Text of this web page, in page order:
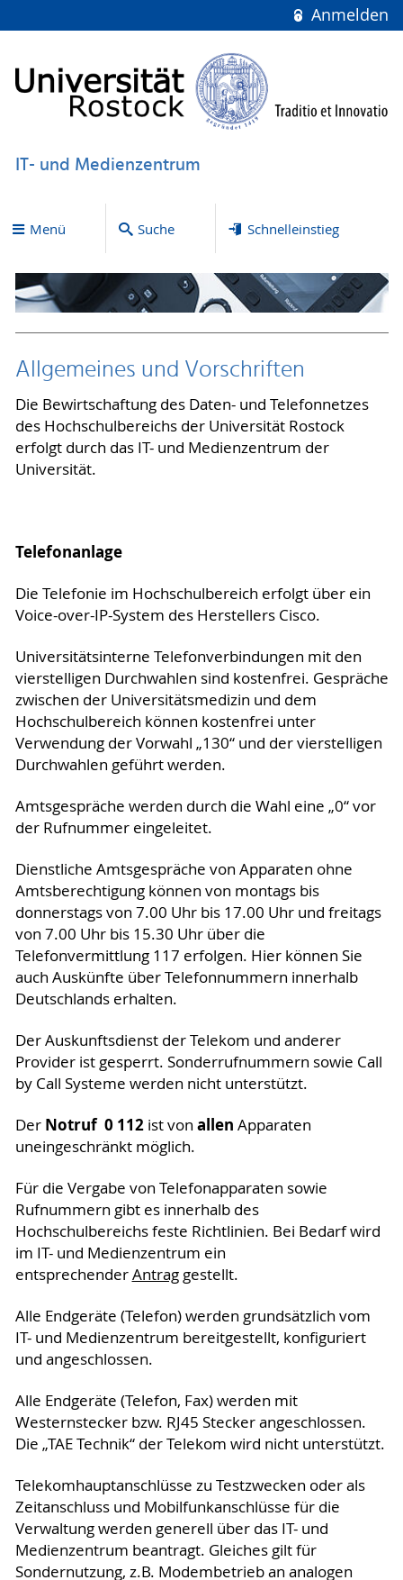
Anmelden
IT- und Medienzentrum
Menü Suche Schnelleinstieg
Allgemeines und Vorschriften
Die Bewirtschaftung des Daten- und Telefonnetzes
des Hochschulbereichs der Universität Rostock
erfolgt durch das IT- und Medienzentrum der
Universität.
Telefonanlage
Die Telefonie im Hochschulbereich erfolgt über ein
Voice-over-IP-System des Herstellers Cisco.
Universitätsinterne Telefonverbindungen mit den
vierstelligen Durchwahlen sind kostenfrei. Gespräche
zwischen der Universitätsmedizin und dem
Hochschulbereich können kostenfrei unter
Verwendung der Vorwahl „130“ und der vierstelligen
Durchwahlen geführt werden.
Amtsgespräche werden durch die Wahl eine „0“ vor
der Rufnummer eingeleitet.
Dienstliche Amtsgespräche von Apparaten ohne
Amtsberechtigung können von montags bis
donnerstags von 7.00 Uhr bis 17.00 Uhr und freitags
von 7.00 Uhr bis 15.30 Uhr über die
Telefonvermittlung 117 erfolgen. Hier können Sie
auch Auskünfte über Telefonnummern innerhalb
Deutschlands erhalten.
Der Auskunftsdienst der Telekom und anderer
Provider ist gesperrt. Sonderrufnummern sowie Call
by Call Systeme werden nicht unterstützt.
Der Notruf 0 112ist von allen Apparaten
uneingeschränkt möglich.
Für die Vergabe von Telefonapparaten sowie
Rufnummern gibt es innerhalb des
Hochschulbereichs feste Richtlinien. Bei Bedarf wird
im IT- und Medienzentrum ein
entsprechenderAntraggestellt.
Alle Endgeräte (Telefon) werden grundsätzlich vom
IT- und Medienzentrum bereitgestellt, konfiguriert
und angeschlossen.
Alle Endgeräte (Telefon, Fax) werden mit
Westernstecker bzw. RJ45 Stecker angeschlossen.
Die „TAE Technik“ der Telekom wird nicht unterstützt.
Telekomhauptanschlüsse zu Testzwecken oder als
Zeitanschluss und Mobilfunkanschlüsse für die
Verwaltung werden generell über das IT- und
Medienzentrum beantragt. Gleiches gilt für
Sondernutzung, z.B. Modembetrieb an analogen